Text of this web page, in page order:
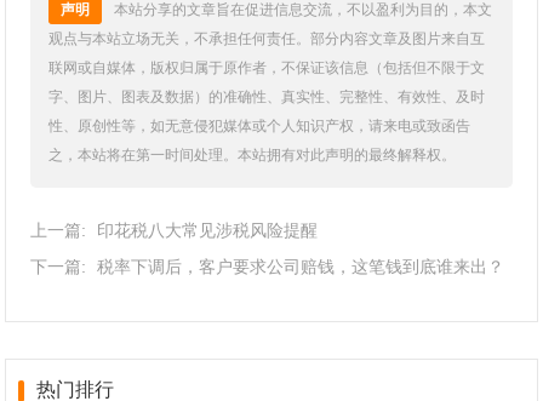
声明
本站分享的文章旨在促进信息交流，不以盈利为目的，本文
观点与本站立场无关，不承担任何责任。部分内容文章及图片来自互
联网或自媒体，版权归属于原作者，不保证该信息（包括但不限于文
字、图片、图表及数据）的准确性、真实性、完整性、有效性、及时
性、原创性等，如无意侵犯媒体或个人知识产权，请来电或致函告
之，本站将在第一时间处理。本站拥有对此声明的最终解释权。
上一篇:
印花税八大常见涉税风险提醒
下一篇:
税率下调后，客户要求公司赔钱，这笔钱到底谁来出？
热门排行